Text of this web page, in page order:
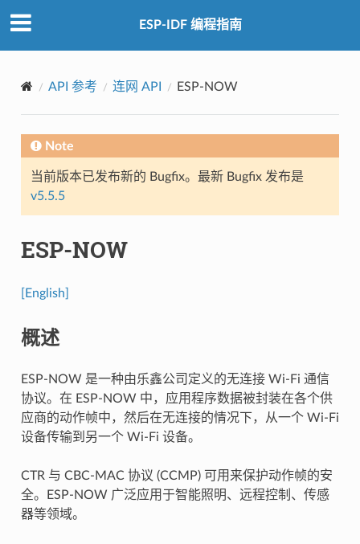
ESP-IDF 编程指南
API 参考 连网 API ESP-NOW
Note
当前版本已发布新的 Bugfix。最新 Bugfix 发布是
v5.5.5
ESP-NOW
[English]
概述
ESP-NOW 是一种由乐鑫公司定义的无连接 Wi-Fi 通信
协议。在 ESP-NOW 中，应用程序数据被封装在各个供
应商的动作帧中，然后在无连接的情况下，从一个 Wi-Fi
设备传输到另一个 Wi-Fi 设备。
CTR 与 CBC-MAC 协议 (CCMP) 可用来保护动作帧的安
全。ESP-NOW 广泛应用于智能照明、远程控制、传感
器等领域。